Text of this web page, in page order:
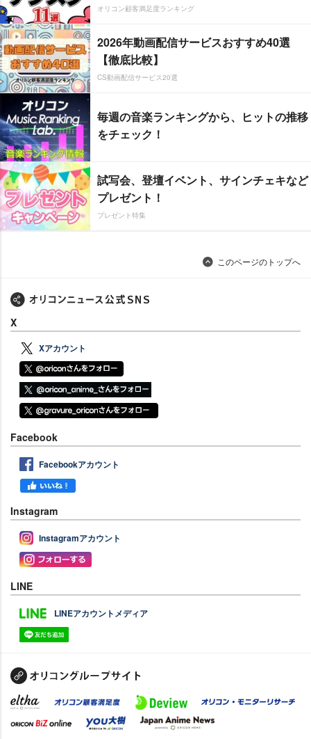
オリコン顧客満足度ランキング
2026年動画配信サービスおすすめ40選
【徹底比較】
CS動画配信サービス20選
毎週の音楽ランキングから、ヒットの推移
をチェック！
試写会、登壇イベント、サインチェキなど
プレゼント！
プレゼント特集
このページのトップへ
X
Xアカウント
Facebook
Facebookアカウント
Instagram
Instagramアカウント
LINE
LINEアカウントメディア